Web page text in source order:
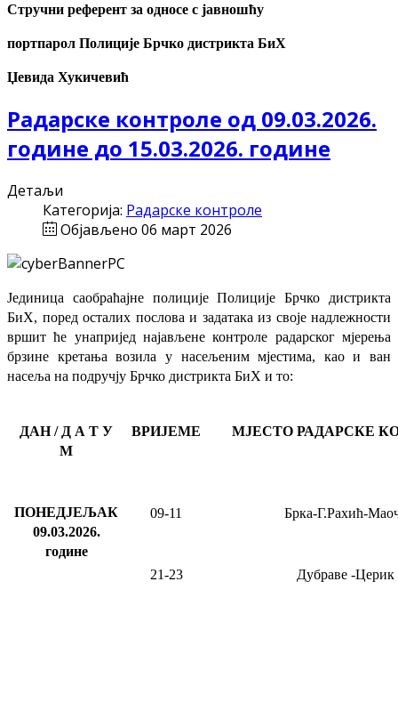
Стручни референт за односе с јавношћу
портпарол Полиције Брчко дистрикта БиХ
Џевида Хукичевић
Радарске контроле од 09.03.2026.
године до 15.03.2026. године
Детаљи
Категорија: Радарске контроле
Објављено 06 март 2026
Јединица саобраћајне полиције Полиције Брчко дистрикта
БиХ, поред осталих послова и задатака из своје надлежности
вршит ће унапријед најављене контроле радарског мјерења
брзине кретања возила у насељеним мјестима, као и ван
насеља на подручју Брчко дистрикта БиХ и то:
ДАН / Д А Т У
М
ВРИЈЕМЕ МЈЕСТО РАДАРСКЕ
ПОНЕДЈЕЉАК
09.03.2026.
године
09-11 Брка-Г.Рахић-
21-23 Дубраве-Церик